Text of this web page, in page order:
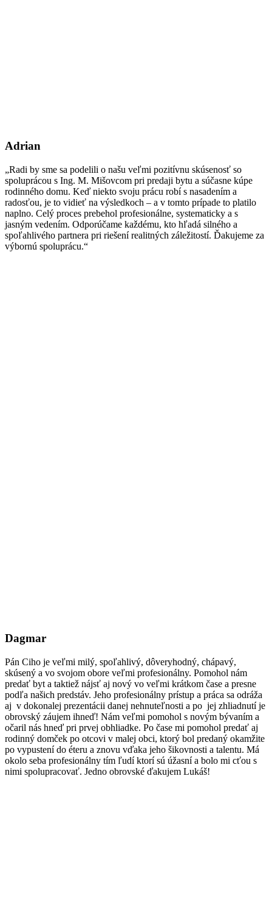
Adrian
„Radi by sme sa podelili o našu veľmi pozitívnu skúsenosť so
spoluprácou s Ing. M. Mišovcom pri predaji bytu a súčasne kúpe
rodinného domu. Keď niekto svoju prácu robí s nasadením a
radosťou, je to vidieť na výsledkoch – a v tomto prípade to platilo
naplno. Celý proces prebehol profesionálne, systematicky a s
jasným vedením. Odporúčame každému, kto hľadá silného a
spoľahlivého partnera pri riešení realitných záležitostí. Ďakujeme za
výbornú spoluprácu.“
Dagmar
Pán Ciho je veľmi milý, spoľahlivý, dôveryhodný, chápavý,
skúsený a vo svojom obore veľmi profesionálny. Pomohol nám
predať byt a taktiež nájsť aj nový vo veľmi krátkom čase a presne
podľa našich predstáv. Jeho profesionálny prístup a práca sa odráža
aj v dokonalej prezentácii danej nehnuteľnosti a po jej zhliadnutí je
obrovský záujem ihneď! Nám veľmi pomohol s novým bývaním a
očaril nás hneď pri prvej obhliadke. Po čase mi pomohol predať aj
rodinný domček po otcovi v malej obci, ktorý bol predaný okamžite
po vypustení do éteru a znovu vďaka jeho šikovnosti a talentu. Má
okolo seba profesionálny tím ľudí ktorí sú úžasní a bolo mi cťou s
nimi spolupracovať. Jedno obrovské ďakujem Lukáš!